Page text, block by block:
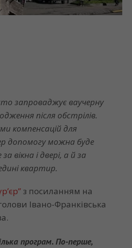
запроваджує ваучерну
після обстрілів.
компенсацій для
допомогу можна буде
вікна і двері, а й за
квартир.
з посиланням на
Івано-Франківська
програм. По-перше,